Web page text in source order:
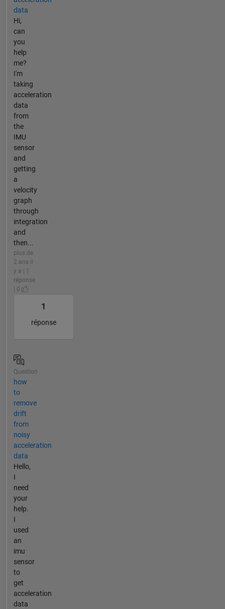
data
Hi,
can
you
help
me?
I'm
taking
acceleration
data
from
the
IMU
sensor
and
getting
a
velocity
graph
through
integration
and
then...
plus de
2 ans il
y a | 1
réponse
| 0
1
réponse
Question
how
to
remove
drift
from
noisy
acceleration
data
Hello,
I
need
your
help.
I
used
an
imu
sensor
to
get
acceleration
data